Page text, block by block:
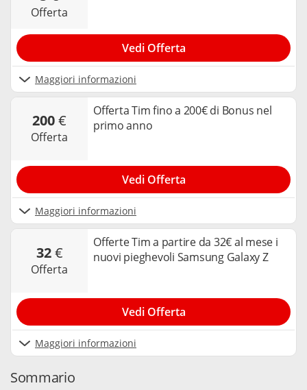
offerta
Maggiori informazioni
Vedi Offerta
200€
offerta
Offerta Tim fino a 200€ di Bonus nel
primo anno
Maggiori informazioni
Vedi Offerta
32€
offerta
Offerte Tim a partire da 32€ al mese i
nuovi pieghevoli Samsung Galaxy Z
Maggiori informazioni
Vedi Offerta
Sommario